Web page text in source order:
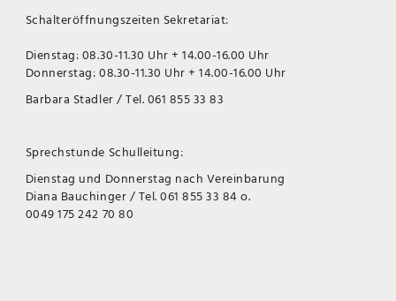
Schalteröffnungszeiten Sekretariat:
Dienstag: 08.30-11.30 Uhr + 14.00-16.00 Uhr
Donnerstag: 08.30-11.30 Uhr + 14.00-16.00 Uhr
Barbara Stadler / Tel. 061 855 33 83
Sprechstunde Schulleitung:
Dienstag und Donnerstag nach Vereinbarung
Diana Bauchinger / Tel. 061 855 33 84 o.
0049 175 242 70 80